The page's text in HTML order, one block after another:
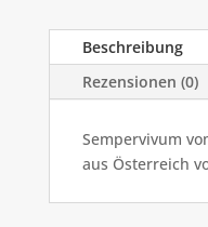
Beschreibung
Rezensionen (0)
Sempervivum
aus Österreich